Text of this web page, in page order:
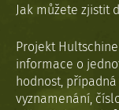
Jak můžete zjistit
Projekt
informace o
hodnost,
vyznamenání,